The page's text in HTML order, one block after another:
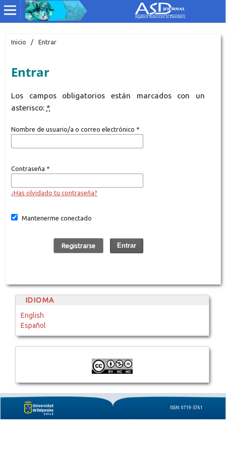
Inicio / Entrar
Entrar
Los campos obligatorios están marcados con un
asterisco: *
Nombre de usuario/a o correo electrónico *
Contraseña *
¿Has olvidado tu contraseña?
Mantenerme conectado
Entrar
Registrarse
IDIOMA
English
Español
ISSN: 0719-5761